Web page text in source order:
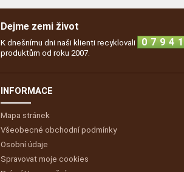
Dejme zemi život
K dnešnímu dni naši klienti recyklovali 0 7 9 4 1
produktům od roku 2007.
INFORMACE
Mapa stránek
Všeobecné obchodní podmínky
Osobní údaje
Spravovat moje cookies